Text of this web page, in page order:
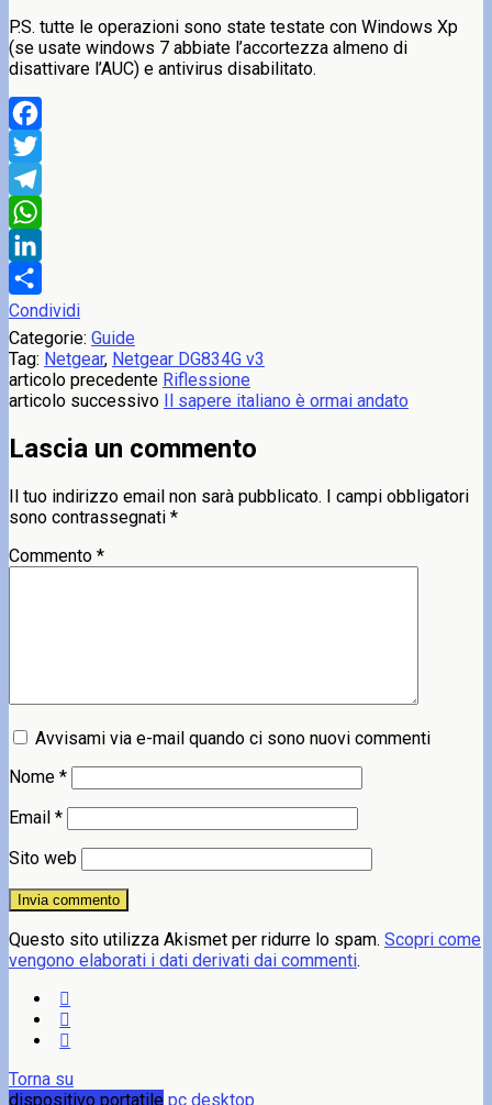
P.S. tutte le operazioni sono state testate con Windows Xp
(se usate windows 7 abbiate l’accortezza almeno di
disattivare l’AUC) e antivirus disabilitato.
Facebook
Twitter
Telegram
WhatsApp
LinkedIn
Condividi
Categorie: Guide
Tag: Netgear, Netgear DG834G v3
articolo precedente Riflessione
articolo successivo Il sapere italiano è ormai andato
Lascia un commento
Il tuo indirizzo email non sarà pubblicato. I campi obbligatori
sono contrassegnati *
Commento *
Avvisami via e-mail quando ci sono nuovi commenti
Nome *
Email *
Sito web
Questo sito utilizza Akismet per ridurre lo spam. Scopri come
vengono elaborati i dati derivati dai commenti.
Torna su
dispositivo portatile pc desktop